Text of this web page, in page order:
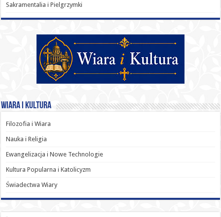
Sakramentalia i Pielgrzymki
Wiara i Kultura
Filozofia i Wiara
Nauka i Religia
Ewangelizacja i Nowe Technologie
Kultura Popularna i Katolicyzm
Świadectwa Wiary